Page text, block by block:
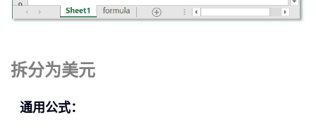
拆分为美元
通用公式：